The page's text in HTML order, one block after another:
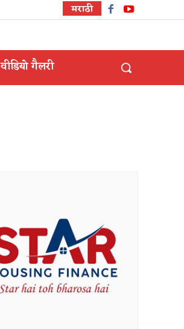
मराठी
वीडियो गैलरी